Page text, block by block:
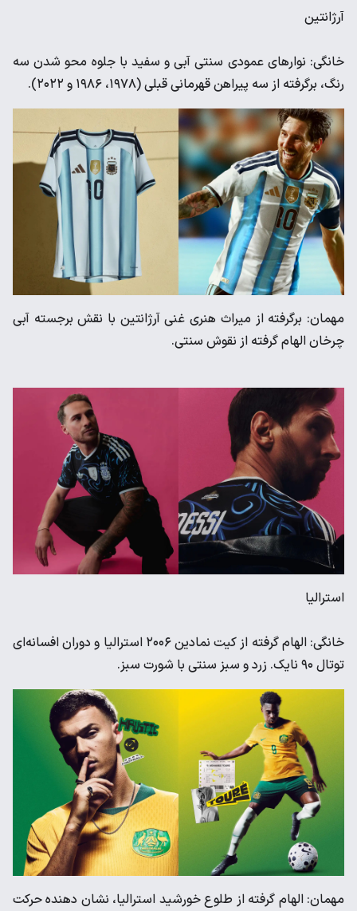
آرژانتین
خانگی: نوارهای عمودی سنتی آبی و سفید با جلوه محو شدن سه
رنگ، برگرفته از سه پیراهن قهرمانی قبلی (۱۹۷۸، ۱۹۸۶ و ۲۰۲۲).
مهمان: برگرفته از میراث هنری غنی آرژانتین با نقش برجسته آبی
چرخان الهام گرفته از نقوش سنتی.
استرالیا
خانگی: الهام گرفته از کیت نمادین ۲۰۰۶ استرالیا و دوران افسانه‌ای
توتال ۹۰ نایک. زرد و سبز سنتی با شورت سبز.
مهمان: الهام گرفته از طلوع خورشید استرالیا، نشان دهنده حرکت